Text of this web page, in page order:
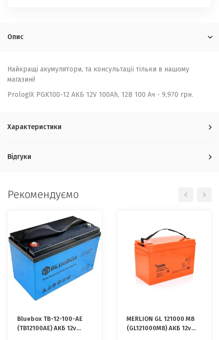
Опис
Найкращі акумулятори, та консультації тільки в нашому
магазині!
PrologiX PGK100-12 АКБ 12V 100Ah, 12В 100 Ач - 9,970 грн.
Характеристики
Відгуки
Рекомендуємо
Bluebox TB-12-100-AE
(TB12100AE) АКБ 12v
MERLION GL 121000 M8
(GL121000M8) АКБ 12v